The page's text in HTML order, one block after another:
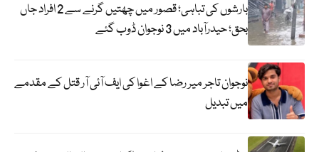
بارشوں کی تباہی؛ قصور میں چھتیں گرنے سے 2 افراد جاں
بحق؛ حیدرآباد میں 3 نوجوان ڈوب گئے
نوجوان تاجر میر رضا کے اغوا کی ایف آئی آر قتل کے مقدمے
میں تبدیل